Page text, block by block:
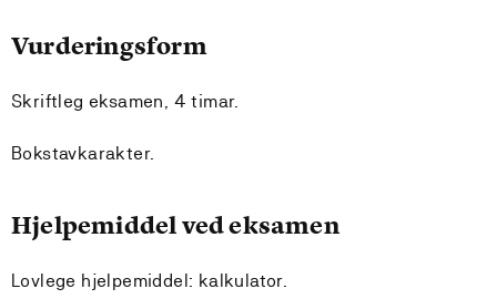
Vurderingsform
Skriftleg eksamen, 4 timar.
Bokstavkarakter.
Hjelpemiddel ved eksamen
Lovlege hjelpemiddel: kalkulator.